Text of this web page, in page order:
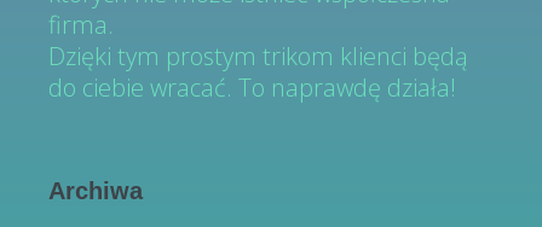
firma.
Dzięki tym prostym trikom klienci będą
do ciebie wracać. To naprawdę działa!
Archiwa